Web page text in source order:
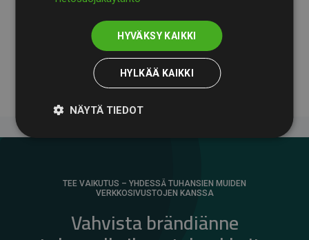
ilmastohankkeisiin kompensoivat keskimäärin
arvioiduista CO₂-päästöistä
jäsenverkkosivustoilla –
selkeä todiste toimintatapamme todellisesta
TEE VAIKUTUS – YHDESSÄ TUHANSIEN MUIDEN
VERKKOSIVUSTOJEN KANSSA
Vahvista brändiänne
HYVÄKSY KAIKKI
HYLKÄÄ KAIKKI
NÄYTÄ TIEDOT